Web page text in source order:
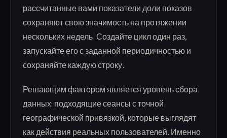
рассчитанные вами показатели доли показов
сохраняют свою значимость на протяжении
нескольких недель. Создайте цикл один раз,
запускайте его с заданной периодичностью и
сохраняйте каждую строку.
Решающим фактором является уровень сбора
данных: подходящие сеансы с точной
географической привязкой, которые выглядят
как действия реальных пользователей. Именно